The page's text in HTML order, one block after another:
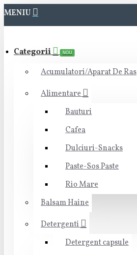
MENIU
Categorii NOU
Acumulatori/Aparat De Ras
Alimentare
Bauturi
Cafea
Dulciuri-Snacks
Paste-Sos Paste
Rio Mare
Balsam Haine
Detergenti
Detergent capsule